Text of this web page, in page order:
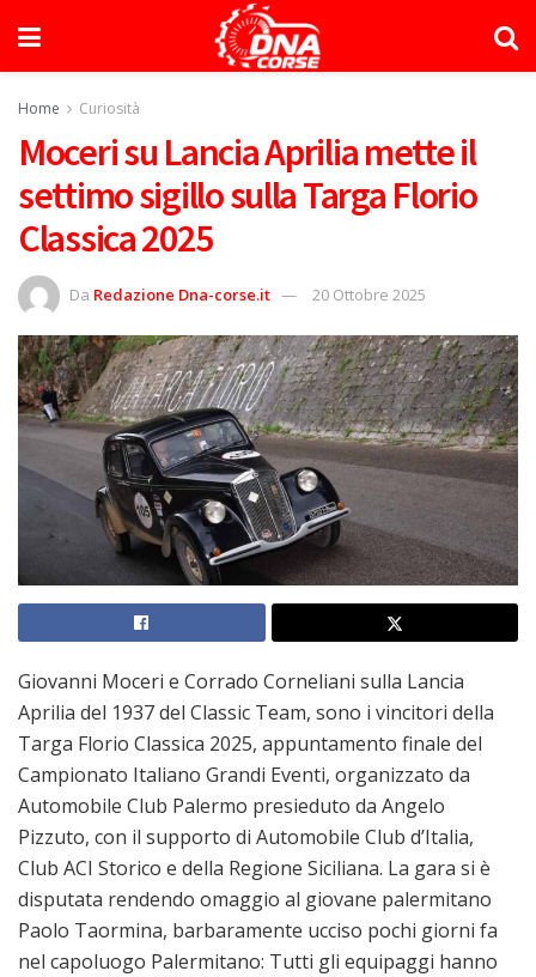
Home Curiosità
Moceri su Lancia Aprilia mette il
settimo sigillo sulla Targa Florio
Classica 2025
Da Redazione Dna-corse.it 20 Ottobre 2025
Giovanni Moceri e Corrado Corneliani sulla Lancia
Aprilia del 1937 del Classic Team, sono i vincitori della
Targa Florio Classica 2025, appuntamento finale del
Campionato Italiano Grandi Eventi, organizzato da
Automobile Club Palermo presieduto da Angelo
Pizzuto, con il supporto di Automobile Club d’Italia,
Club ACI Storico e della Regione Siciliana. La gara si è
disputata rendendo omaggio al giovane palermitano
Paolo Taormina, barbaramente ucciso pochi giorni fa
nel capoluogo Palermitano: Tutti gli equipaggi hanno